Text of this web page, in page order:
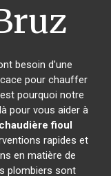
besoin d'une
pour chauffer
pourquoi notre
pour vous aider à
chaudière fioul
rapides et
en matière de
plombiers sont